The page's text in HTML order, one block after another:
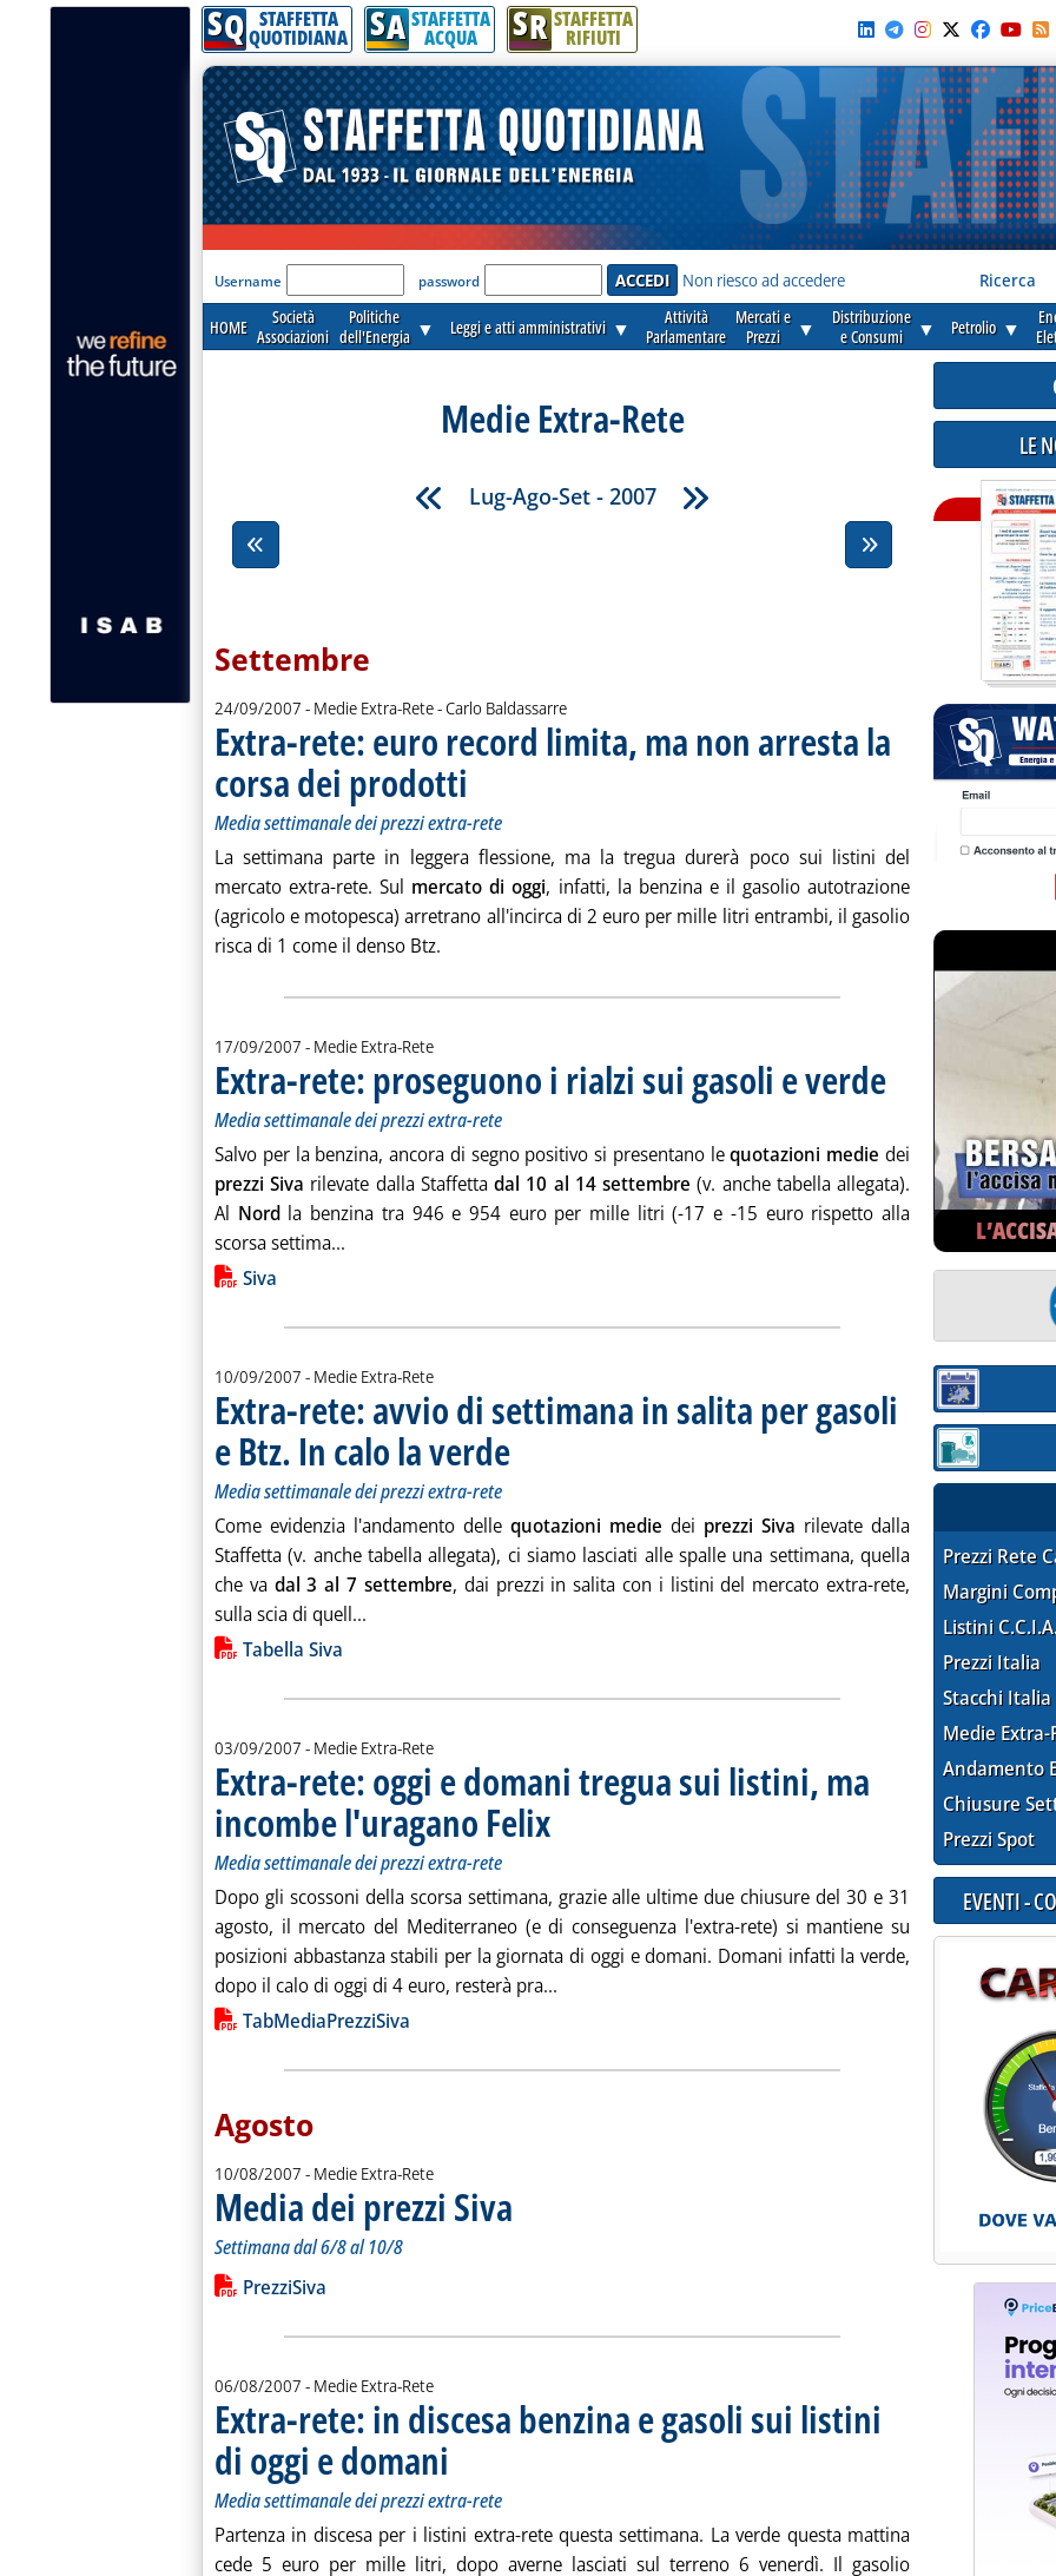
SQ STAFFETTA
QUOTIDIANA SA STAFFETTA
ACQUA SR STAFFETTA
RIFIUTI
'Modulo Login per accedere'
Username password Non riesco ad accedere Ricerca
HOME
Società
Associazioni
Politiche
dell'Energia ▼ Leggi e atti amministrativi ▼
Attività
Parlamentare
Mercati e
Prezzi
▼
Distribuzione
e Consumi
▼ Petrolio ▼
Medie Extra-Rete
Lug-Ago-Set - 2007
Settembre
24/09/2007 - Medie Extra-Rete -di:
Carlo Baldassarre
Extra-rete: euro record limita, ma non arresta la
corsa dei prodotti
Media settimanale dei prezzi extra-rete
La settimana parte in leggera flessione, ma la tregua durerà poco sui listini del
mercato extra-rete. Sul mercato di oggi, infatti, la benzina e il gasolio autotrazione
(agricolo e motopesca) arretrano all'incirca di 2 euro per mille litri entrambi, il gasolio
risca di 1 come il denso Btz. Leggi tutta la notizia: 'Extra-rete: euro record limita, ma non arresta la corsa
17/09/2007 - Medie Extra-Rete
Extra-rete: proseguono i rialzi sui gasoli e verde . Sottotitolo: Media
. Pubblicata lunedì 17
Media settimanale dei prezzi extra-rete
Salvo per la benzina, ancora di segno positivo si presentano lequotazioni medie dei
prezzi Siva rilevate dalla Staffettadal 10 al 14 settembre (v. anche tabella allegata).
Al Nordla benzina tra 946 e 954 euro per mille litri (-17 e -15 euro rispetto alla
scorsa settima... Leggi tutta la notizia: 'Extra-rete: proseguono i rialzi sui gasoli e verde'
Lista allegati PDF alla notizia
Siva
10/09/2007 - Medie Extra-Rete
Extra-rete: avvio di settimana in salita per gasoli
e Btz. In calo la verde . Sottotitolo: Media settimanale dei prezzi extra-rete
. Pubblicata lunedì 10 settembre 2007 alle 14.59.
Media settimanale dei prezzi extra-rete
Come evidenzia l'andamento delle quotazioni medie dei prezzi Siva rilevate dalla
Staffetta (v. anche tabella allegata), ci siamo lasciati alle spalle una settimana, quella
che va dal 3 al 7 settembre, dai prezzi in salita con i listini del mercato extra-rete,
sulla scia di quell... Leggi tutta la notizia: 'Extra-rete: avvio di settimana in salita per gasoli e Btz. In
Lista allegati PDF alla notizia
Tabella Siva
03/09/2007 - Medie Extra-Rete
Extra-rete: oggi e domani tregua sui listini, ma
incombe l'uragano Felix. Sottotitolo: Media settimanale dei prezzi extra-rete
. Pubblicata lunedì 03 settembre 2007 alle 12.43.
Media settimanale dei prezzi extra-rete
Dopo gli scossoni della scorsa settimana, grazie alle ultime due chiusure del 30 e 31
agosto, il mercato del Mediterraneo (e di conseguenza l'extra-rete) si mantiene su
posizioni abbastanza stabili per la giornata di oggi e domani. Domani infatti la verde,
dopo il calo di oggi di 4 euro, resterà pra... Leggi tutta la notizia: 'Extra-rete: oggi e domani tregua
Lista allegati PDF alla notizia
TabMediaPrezziSiva
Agosto
10/08/2007 - Medie Extra-Rete
Media dei prezzi Siva
Settimana dal 6/8 al 10/8
Leggi tutta la notizia: 'Media dei prezzi Siva'
Lista allegati PDF alla notizia
PrezziSiva
06/08/2007 - Medie Extra-Rete
Extra-rete: in discesa benzina e gasoli sui listini
di oggi e domani . Sottotitolo: Media settimanale dei prezzi extra-rete
. Pubblicata lunedì 06 agosto 2007 alle 12.10.
Media settimanale dei prezzi extra-rete
Partenza in discesa per i listini extra-rete questa settimana. La verde questa mattina
cede 5 euro per mille litri, dopo averne lasciati sul terreno 6 venerdì. Il gasolio
LE
Sezione:
Sezione:
Prezzi Rete
Margini
Listini
Prezzi Italia
Stacchi Italia
Medie Extra-
Andamento
Chiusure
Prezzi Spot
EVENTI -